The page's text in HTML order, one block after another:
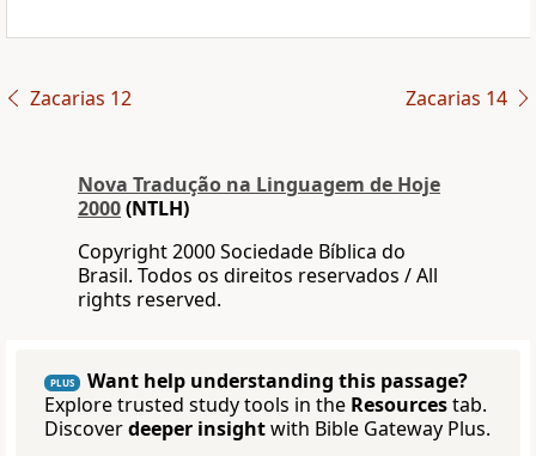
Zacarias 12 Zacarias 14
Nova Traduҫão na Linguagem de Hoje
2000(NTLH)
Copyright 2000 Sociedade Bíblica do
Brasil. Todos os direitos reservados / All
rights reserved.
PLUS
Want help understanding this passage?
Explore trusted study tools in the Resourcestab.
Discoverdeeper insightwith Bible Gateway Plus.